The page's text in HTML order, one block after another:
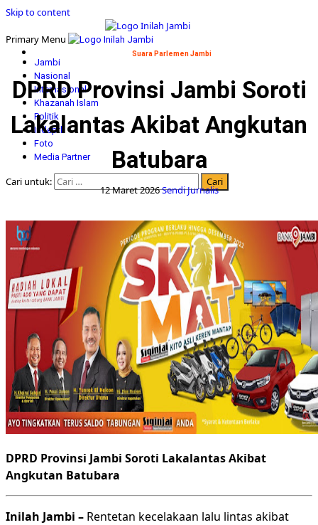
Skip to content
Primary Menu
Jambi
Nasional
Internasional
Khazanah Islam
Politik
Indepth
Foto
Media Partner
Cari untuk:
Suara Parlemen Jambi
DPRD Provinsi Jambi Soroti
Lakalantas Akibat Angkutan
Batubara
12 Maret 2026Sendi Jurnalis
DPRD Provinsi Jambi Soroti Lakalantas Akibat
Angkutan Batubara
Inilah Jambi – Rentetan kecelakaan lalu lintas akibat